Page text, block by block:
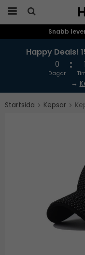
Snabb
Happy Deals!
0
Dagar
→
Startsida Kepsar